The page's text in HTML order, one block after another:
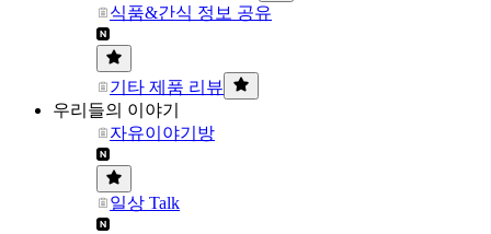
식품&간식 정보 공유
기타 제품 리뷰
우리들의 이야기
자유이야기방
일상 Talk